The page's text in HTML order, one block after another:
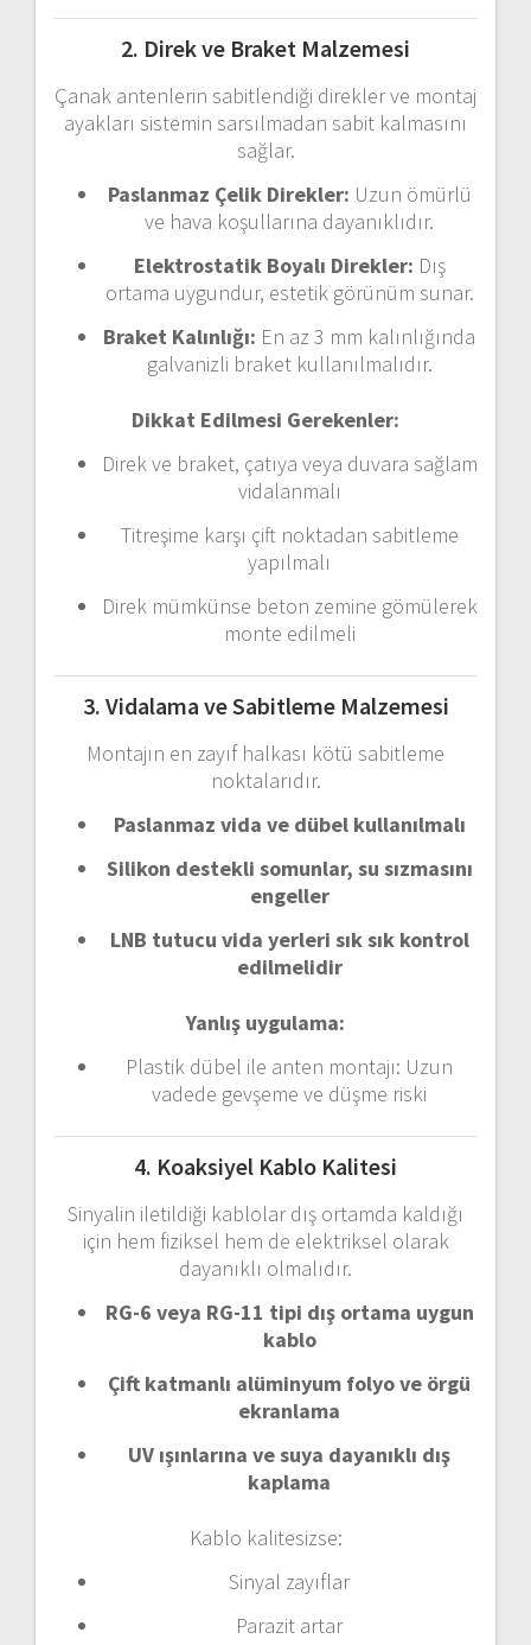
2. Direkve Braket Malzemesi
Çanak antenlerin sabitlendiği direklerve montaj
ayakları sistemin sarsılmadan sabit kalmasını
sağlar.
Paslanmaz Çelik Direkler: Uzun ömürlü
ve hava koşullarına dayanıklıdır.
Elektrostatik Boyalı Direkler: Dış
ortama uygundur, estetik görünüm sunar.
Braket Kalınlığı: En az 3 mm kalınlığında
galvanizli braket kullanılmalıdır.
Dikkat Edilmesi Gerekenler:
Direkve braket, çatıya veya duvara sağlam
vidalanmalı
Titreşime karşı çift noktadan sabitleme
yapılmalı
Direk mümkünse beton zemine gömülerek
monte edilmeli
3. Vidalama veSabitleme Malzemesi
Montajın en zayıf halkası kötü sabitleme
noktalarıdır.
Paslanmaz vida ve dübel kullanılmalı
Silikon destekli somunlar, su sızmasını
engeller
LNB tutucu vida yerleri sıksık kontrol
edilmelidir
Yanlış uygulama:
Plastik dübel ile anten montajı: Uzun
vadede gevşeme ve düşme riski
4. Koaksiyel Kablo Kalitesi
Sinyalin iletildiği kablolardış ortamda kaldığı
için hem fiziksel hem de elektriksel olarak
dayanıklı olmalıdır.
RG-6 veya RG-11 tipi dış ortama uygun
kablo
Çift katmanlı alüminyum folyove örgü
ekranlama
UV ışınlarına vesuya dayanıklı dış
kaplama
Kablo kalitesizse:
Sinyal zayıflar
Parazit artar